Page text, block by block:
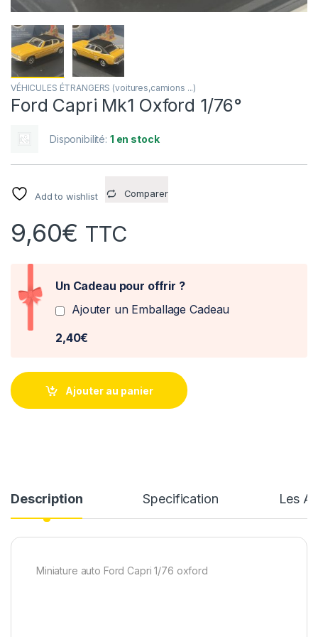
VÉHICULES ÉTRANGERS (voitures,camions ...)
Ford Capri Mk1 Oxford 1/76°
Disponibilité: 1 en stock
Add to wishlist Comparer
9,60€ TTC
Un Cadeau pour offrir ?
Ajouter un Emballage Cadeau
2,40€
Ajouter au panier
Description Specification Les
Miniature auto Ford Capri 1/76 oxford